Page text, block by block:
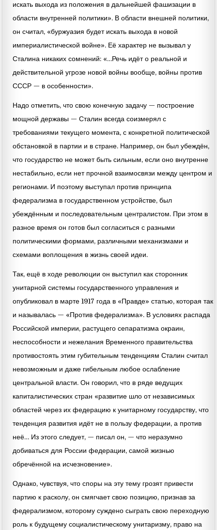
искать выхода из положения в дальнейшей фашизации в
области внутренней политики». В области внешней политики,
он считал, «буржуазия будет искать выхода в новой
империалистической войне». Её характер не вызывал у
Сталина никаких сомнений: «…Речь идёт о реальной и
действительной угрозе новой войны вообще, войны против
СССР — в особенности».
Надо отметить, что свою конечную задачу — построение
мощной державы — Сталин всегда соизмерял с
требованиями текущего момента, с конкретной политической
обстановкой в партии и в стране. Например, он был убеждён,
что государство не может быть сильным, если оно внутренне
нестабильно, если нет прочной взаимосвязи между центром и
регионами. И поэтому выступал против принципа
федерализма в государственном устройстве, был
убеждённым и последовательным централистом. При этом в
разное время он готов был согласиться с разными
политическими формами, различными механизмами и
схемами воплощения в жизнь своей идеи.
Так, ещё в ходе революции он выступил как сторонник
унитарной системы государственного управления и
опубликовал в марте 1917 года в «Правде» статью, которая так
и называлась — «Против федерализма». В условиях распада
Российской империи, растущего сепаратизма окраин,
неспособности и нежелания Временного правительства
противостоять этим губительным тенденциям Сталин считал
невозможным и даже гибельным любое ослабление
центральной власти. Он говорил, что в ряде ведущих
капиталистических стран «развитие шло от независимых
областей через их федерацию к унитарному государству, что
тенденция развития идёт не в пользу федерации, а против
неё… Из этого следует, — писал он, — что неразумно
добиваться для России федерации, самой жизнью
обречённой на исчезновение».
Однако, чувствуя, что споры на эту тему грозят привести
партию к расколу, он смягчает свою позицию, признав за
федерализмом, которому суждено сыграть свою переходную
роль к будущему социалистическому унитаризму, право на